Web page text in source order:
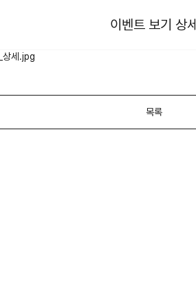
이벤트 보기 상세
목록